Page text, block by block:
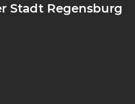
Stadt Regensburg